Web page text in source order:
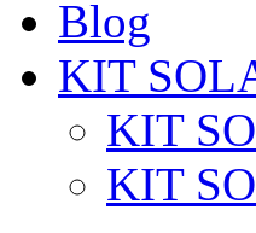
Blog
KIT
KIT
KIT